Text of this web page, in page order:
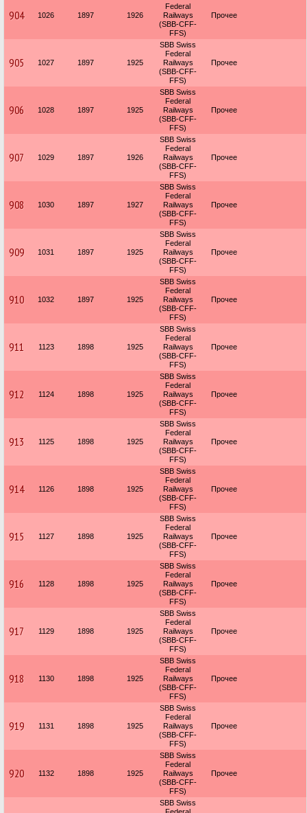
904 1026 1897 1926
Federal
Railways
(SBB-CFF-
FFS)
Прочее
905 1027 1897 1925
SBB Swiss
Federal
Railways
(SBB-CFF-
FFS)
Прочее
906 1028 1897 1925
SBB Swiss
Federal
Railways
(SBB-CFF-
FFS)
Прочее
907 1029 1897 1926
SBB Swiss
Federal
Railways
(SBB-CFF-
FFS)
Прочее
908 1030 1897 1927
SBB Swiss
Federal
Railways
(SBB-CFF-
FFS)
Прочее
909 1031 1897 1925
SBB Swiss
Federal
Railways
(SBB-CFF-
FFS)
Прочее
910 1032 1897 1925
SBB Swiss
Federal
Railways
(SBB-CFF-
FFS)
Прочее
911 1123 1898 1925
SBB Swiss
Federal
Railways
(SBB-CFF-
FFS)
Прочее
912 1124 1898 1925
SBB Swiss
Federal
Railways
(SBB-CFF-
FFS)
Прочее
913 1125 1898 1925
SBB Swiss
Federal
Railways
(SBB-CFF-
FFS)
Прочее
914 1126 1898 1925
SBB Swiss
Federal
Railways
(SBB-CFF-
FFS)
Прочее
915 1127 1898 1925
SBB Swiss
Federal
Railways
(SBB-CFF-
FFS)
Прочее
916 1128 1898 1925
SBB Swiss
Federal
Railways
(SBB-CFF-
FFS)
Прочее
917 1129 1898 1925
SBB Swiss
Federal
Railways
(SBB-CFF-
FFS)
Прочее
918 1130 1898 1925
SBB Swiss
Federal
Railways
(SBB-CFF-
FFS)
Прочее
919 1131 1898 1925
SBB Swiss
Federal
Railways
(SBB-CFF-
FFS)
Прочее
920 1132 1898 1925
SBB Swiss
Federal
Railways
(SBB-CFF-
FFS)
Прочее
SBB Swiss